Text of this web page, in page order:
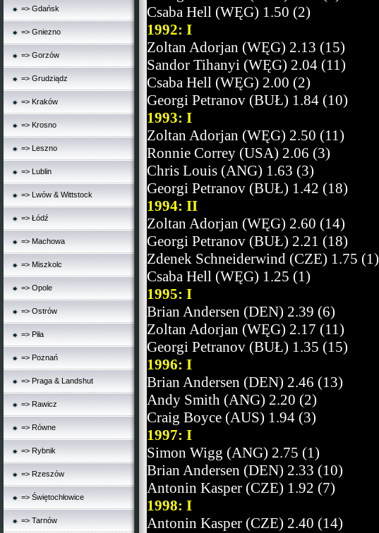
=> Gdańsk
=> Gniezno
=> Gorzów
=> Grudziądz
=> Kraków
=> Krosno
=> Leszno
=> Lublin
=> Lwów & Wittstock
=> Łódź
=> Machowa
=> Miszkolc
=> Opole
=> Ostrów
=> Piła
=> Poznań
=> Praga & Landshut
=> Rawicz
=> Równe
=> Rybnik
=> Rzeszów
=> Świętochłowice
=> Tarnów
Csaba Hell (WĘG) 1.50 (2)
1992: I
Zoltan Adorjan (WĘG) 2.13 (15)
Sandor Tihanyi (WĘG) 2.04 (11)
Csaba Hell (WĘG) 2.00 (2)
Georgi Petranov (BUŁ) 1.84 (10)
1993: I
Zoltan Adorjan (WĘG) 2.50 (11)
Ronnie Correy (USA) 2.06 (3)
Chris Louis (ANG) 1.63 (3)
Georgi Petranov (BUŁ) 1.42 (18)
1994: II
Zoltan Adorjan (WĘG) 2.60 (14)
Georgi Petranov (BUŁ) 2.21 (18)
Zdenek Schneiderwind (CZE) 1.75 (1)
Csaba Hell (WĘG) 1.25 (1)
1995: I
Brian Andersen (DEN) 2.39 (6)
Zoltan Adorjan (WĘG) 2.17 (11)
Georgi Petranov (BUŁ) 1.35 (15)
1996: I
Brian Andersen (DEN) 2.46 (13)
Andy Smith (ANG) 2.20 (2)
Craig Boyce (AUS) 1.94 (3)
1997: I
Simon Wigg (ANG) 2.75 (1)
Brian Andersen (DEN) 2.33 (10)
Antonin Kasper (CZE) 1.92 (7)
1998: I
Antonin Kasper (CZE) 2.40 (14)